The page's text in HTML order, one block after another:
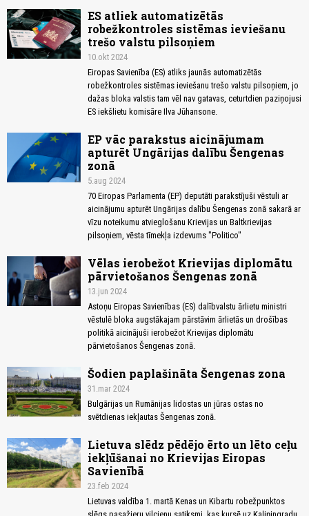
ES atliek automatizētās
robežkontroles sistēmas ieviešanu
trešo valstu pilsoņiem
10.okt 2024
Eiropas Savienība (ES) atliks jaunās automatizētās
robežkontroles sistēmas ieviešanu trešo valstu pilsoņiem, jo
dažas bloka valstis tam vēl nav gatavas, ceturtdien paziņojusi
ES iekšlietu komisāre Ilva Jūhansone.
EP vāc parakstus aicinājumam
apturēt Ungārijas dalību Šengenas
zonā
5.aug 2024
70 Eiropas Parlamenta (EP) deputāti parakstījuši vēstuli ar
aicinājumu apturēt Ungārijas dalību Šengenas zonā sakarā ar
vīzu noteikumu atvieglošanu Krievijas un Baltkrievijas
pilsoņiem, vēsta tīmekļa izdevums "Politico"
Vēlas ierobežot Krievijas diplomātu
pārvietošanos Šengenas zonā
13.jun 2024
Astoņu Eiropas Savienības (ES) dalībvalstu ārlietu ministri
vēstulē bloka augstākajam pārstāvim ārlietās un drošības
politikā aicinājuši ierobežot Krievijas diplomātu
pārvietošanos Šengenas zonā.
Šodien paplašināta Šengenas zona
31.mar 2024
Bulgārijas un Rumānijas lidostas un jūras ostas no
svētdienas iekļautas Šengenas zonā.
Lietuva slēdz pēdējo ērto un lēto ceļu
iekļūšanai no Krievijas Eiropas
Savienībā
23.feb 2024
Lietuvas valdība 1. martā Kenas un Kibartu robežpunktos